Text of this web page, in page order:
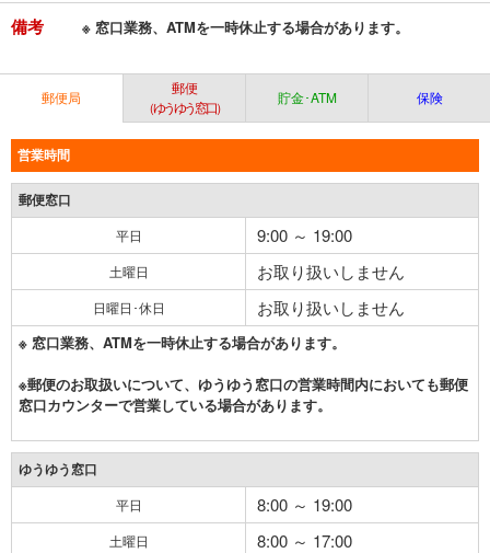
備考 ※ 窓口業務、ATMを一時休止する場合があります。
郵便局
郵便
（ゆうゆう窓口）
貯金･ATM 保険
営業時間
郵便窓口
平日 9:00 ～ 19:00
土曜日 お取り扱いしません
日曜日･休日 お取り扱いしません
※ 窓口業務、ATMを一時休止する場合があります。
※郵便のお取扱いについて、ゆうゆう窓口の営業時間内においても郵便
窓口カウンターで営業している場合があります。
ゆうゆう窓口
平日 8:00 ～ 19:00
土曜日 8:00 ～ 17:00